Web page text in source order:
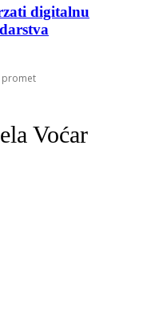
digitalnu
promet
Voćar